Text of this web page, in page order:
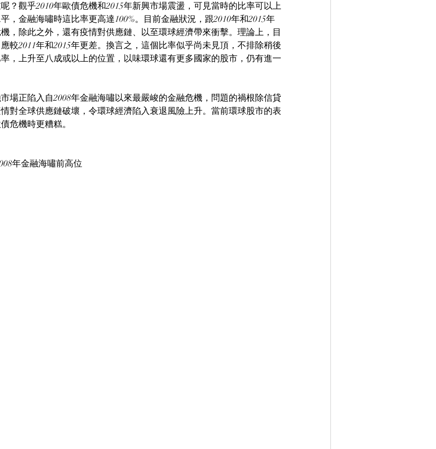
？觀乎2010年歐債危機和2015年新興市場震盪，可見當時的比率可以上
，金融海嘯時這比率更高達100%。目前金融狀況，跟2010年和2015年
，除此之外，還有疫情對供應鏈、以至環球經濟帶來衝擊。理論上，目
較2011年和2015年更差。換言之，這個比率似乎尚未見頂，不排除稍後
，上升至八成或以上的位置，以味環球還有更多國家的股市，仍有進一
場正陷入自2008年金融海嘯以來最嚴峻的金融危機，問題的禍根除信貸
對全球供應鏈破壞，令環球經濟陷入衰退風險上升。當前環球股市的表
危機時更糟糕。
年金融海嘯前高位